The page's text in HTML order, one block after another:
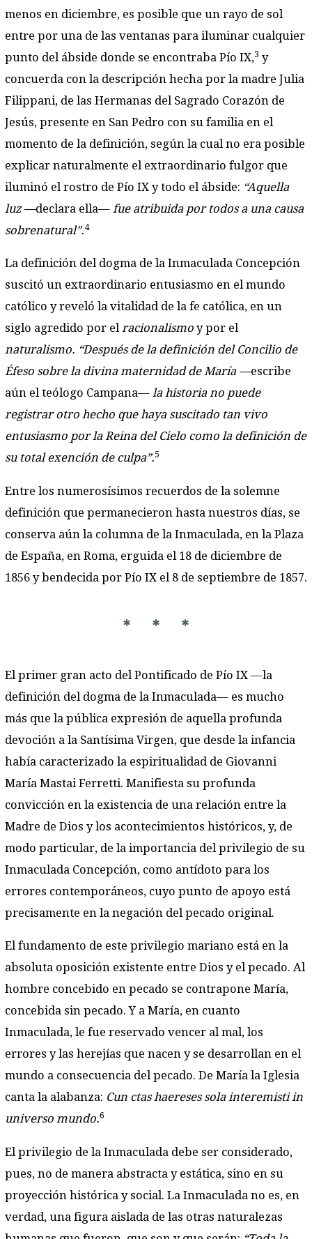
menos en diciembre, es posible que un rayo de sol
entre por una de las ventanas para iluminar cualquier
punto del ábside donde se encontraba Pío IX,3 y
concuerda con la descripción hecha por la madre Julia
Filippani, de las Hermanas del Sagrado Corazón de
Jesús, presente en San Pedro con su familia en el
momento de la definición, según la cual no era posible
explicar naturalmente el extraordinario fulgor que
iluminó el rostro de Pío IX y todo el ábside: “Aquella
luz —declara ella— fue atribuida por todos a una causa
sobrenatural”.4
La definición del dogma de la Inmaculada Concepción
suscitó un extraordinario entusiasmo en el mundo
católico y reveló la vitalidad de la fe católica, en un
siglo agredido por elracionalismo y por el
naturalismo. “Después de la definición del Concilio de
Éfeso sobre la divina maternidad de María —escribe
aún el teólogo Campana— la historia no puede
registrar otro hecho que haya suscitado tan vivo
entusiasmo por la Reina del Cielo como la definición de
su total exención de culpa”.5
Entre los numerosísimos recuerdos de la solemne
definición que permanecieron hasta nuestros días, se
conserva aún la columna de la Inmaculada, en la Plaza
de España, en Roma, erguida el 18 de diciembre de
1856 y bendecida por Pío IX el 8 de septiembre de 1857.
* * *
El primer gran acto del Pontificado de Pío IX —la
definición del dogma de la Inmaculada— es mucho
más que la pública expresión de aquella profunda
devoción a la Santísima Virgen, que desde la infancia
había caracterizado la espiritualidad de Giovanni
María Mastai Ferretti. Manifiesta su profunda
convicción en la existencia de una relación entre la
Madre de Dios y los acontecimientos históricos, y, de
modo particular, de la importancia del privilegio de su
Inmaculada Concepción, como antídoto para los
errores contemporáneos, cuyo punto de apoyo está
precisamente en la negación del pecado original.
El fundamento de este privilegio mariano está en la
absoluta oposición existente entre Dios y el pecado. Al
hombre concebido en pecado se contrapone María,
concebida sin pecado. Y a María, en cuanto
Inmaculada, le fue reservado vencer al mal, los
errores y las herejías que nacen y se desarrollan en el
mundo a consecuencia del pecado. De María la Iglesia
canta la alabanza: Cun ctas haereses sola interemisti in
universo mundo.6
El privilegio de la Inmaculada debe ser considerado,
pues, no de manera abstracta y estática, sino en su
proyección histórica y social. La Inmaculada no es, en
verdad, una figura aislada de las otras naturalezas